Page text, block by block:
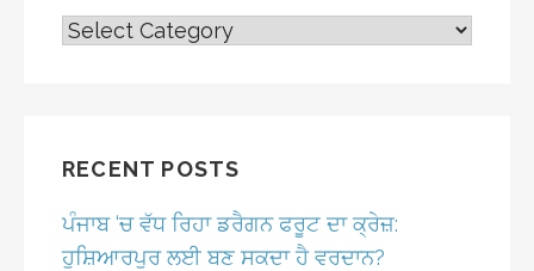
CATEGORIES
RECENT POSTS
ਪੰਜਾਬ ‘ਚ ਵੱਧ ਰਿਹਾ ਡਰੈਗਨ ਫਰੂਟ ਦਾ ਕ੍ਰੇਜ਼:
ਹੁਸ਼ਿਆਰਪੁਰ ਲਈ ਬਣ ਸਕਦਾ ਹੈ ਵਰਦਾਨ?